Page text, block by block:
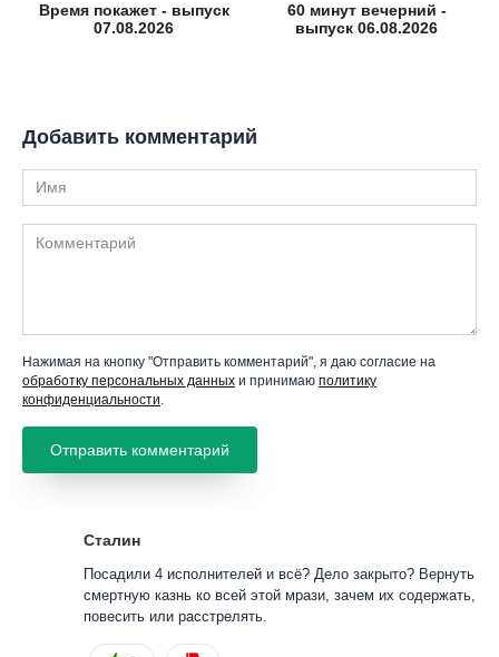
Время покажет - выпуск
07.08.2026
60 минут вечерний -
выпуск 06.08.2026
Добавить комментарий
Имя
Комментарий
Нажимая на кнопку "Отправить комментарий", я даю согласие на
обработку персональных данных и принимаю политику
конфиденциальности.
Сталин
Посадили 4 исполнителей и всё? Дело закрыто? Вернуть
смертную казнь ко всей этой мрази, зачем их содержать,
повесить или расстрелять.